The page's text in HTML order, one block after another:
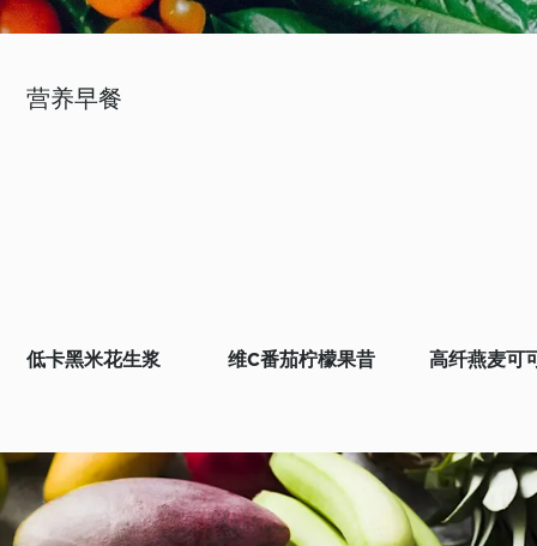
营养早餐
低卡黑米花生浆 维C番茄柠檬果昔 高纤燕麦可